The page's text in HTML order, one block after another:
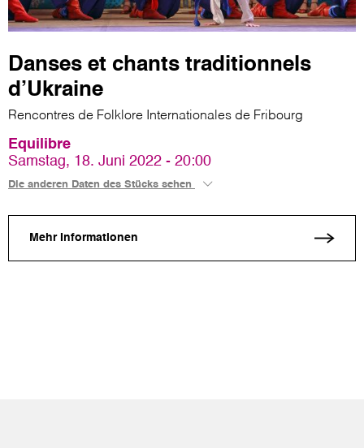
Danses et chants traditionnels
d’Ukraine
Rencontres de Folklore Internationales de Fribourg
Equilibre
Samstag, 18. Juni 2022 - 20:00
Die anderen Daten des Stücks sehen
Mehr Informationen